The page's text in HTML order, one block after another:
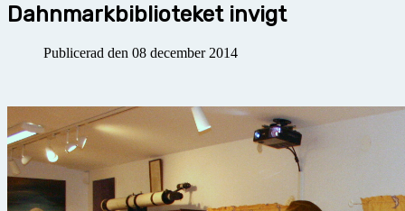
Dahnmarkbiblioteket invigt
Publicerad den 08 december 2014